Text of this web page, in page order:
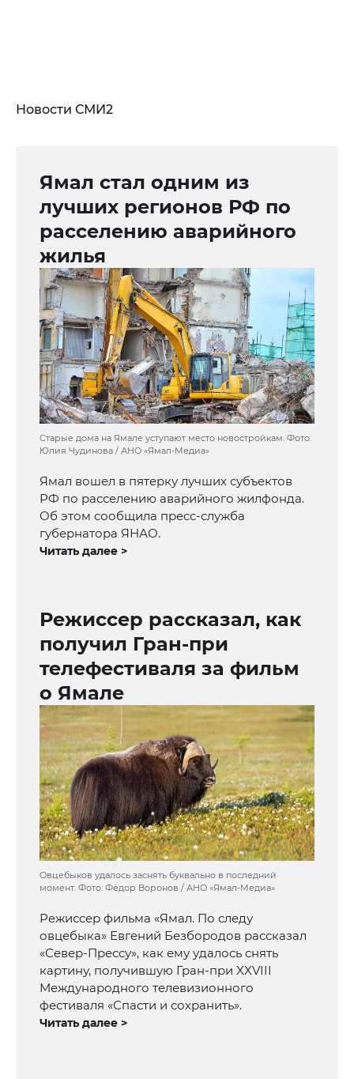
Новости СМИ2
Ямал стал одним из
лучших регионов РФ по
расселению аварийного
жилья
Старые дома на Ямале уступают место новостройкам. Фото:
Юлия Чудинова / АНО «Ямал-Медиа»
Ямал вошел в пятерку лучших субъектов
РФ по расселению аварийного жилфонда.
Об этом сообщила пресс-служба
губернатора ЯНАО.
Читать далее >
Режиссер рассказал, как
получил Гран-при
телефестиваля за фильм
о Ямале
Овцебыков удалось заснять буквально в последний
момент. Фото: Фёдор Воронов / АНО «Ямал-Медиа»
Режиссер фильма «Ямал. По следу
овцебыка» Евгений Безбородов рассказал
«Север-Прессу», как ему удалось снять
картину, получившую Гран-при XXVIII
Международного телевизионного
фестиваля «Спасти и сохранить».
Читать далее >